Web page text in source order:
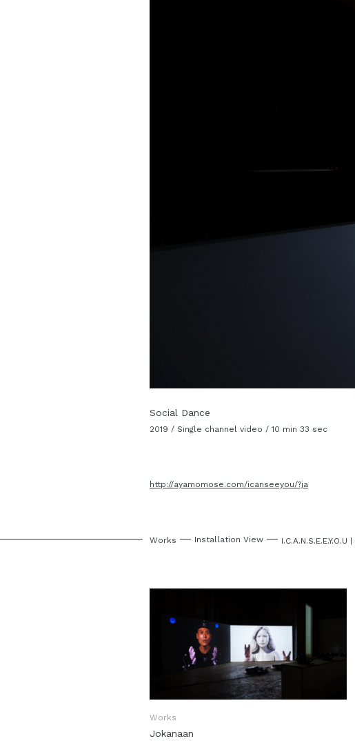
Social Dance
2019 / Single channel video / 10 min 33 sec
http://ayamomose.com/icanseeyou/?ja
Works Installation View I.C.A.N.S.E.E.Y.O.U |
Works
Jokanaan